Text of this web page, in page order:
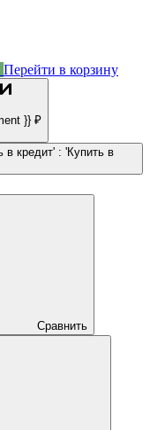
Перейти в корзину
}} ₽
в кредит' : 'Купить в
Сравнить